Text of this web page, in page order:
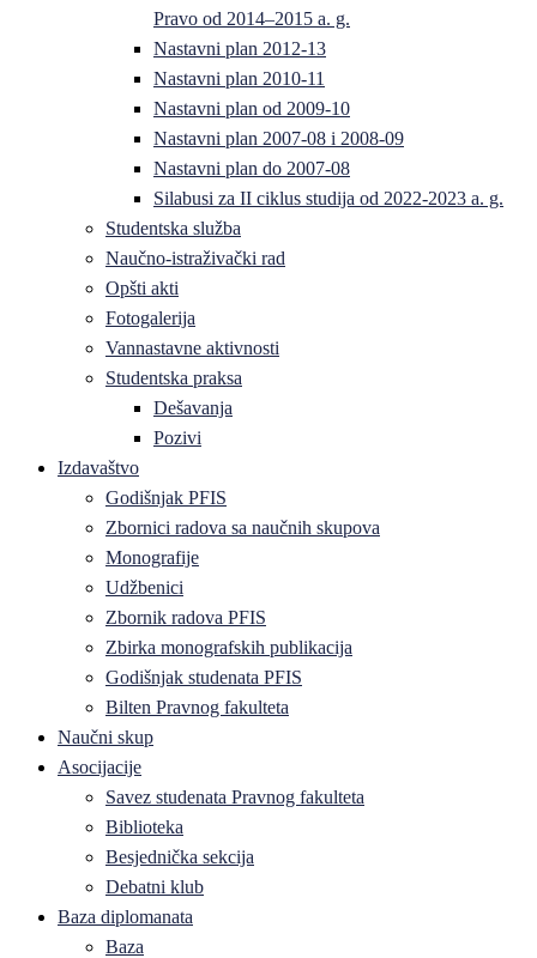
Pravo od 2014–2015 a. g.
Nastavni plan 2012-13
Nastavni plan 2010-11
Nastavni plan od 2009-10
Nastavni plan 2007-08 i 2008-09
Nastavni plan do 2007-08
Silabusi za II ciklus studija od 2022-2023 a. g.
Studentska služba
Naučno-istraživački rad
Opšti akti
Fotogalerija
Vannastavne aktivnosti
Studentska praksa
Dešavanja
Pozivi
Izdavaštvo
Godišnjak PFIS
Zbornici radova sa naučnih skupova
Monografije
Udžbenici
Zbornik radova PFIS
Zbirka monografskih publikacija
Godišnjak studenata PFIS
Bilten Pravnog fakulteta
Naučni skup
Asocijacije
Savez studenata Pravnog fakulteta
Biblioteka
Besjednička sekcija
Debatni klub
Baza diplomanata
Baza